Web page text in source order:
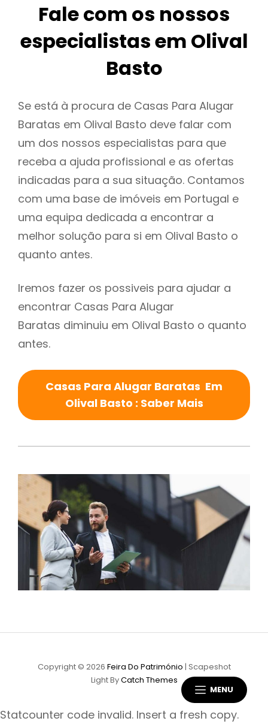
MENU
Fale com os nossos
especialistas em Olival
Basto
Se está à procura de Casas Para Alugar
Baratas em Olival Basto deve falar com
um dos nossos especialistas para que
receba a ajuda profissional e as ofertas
indicadas para a sua situação. Contamos
com uma base de imóveis em Portugal e
uma equipa dedicada a encontrar a
melhor solução para si em Olival Basto o
quanto antes.
Iremos fazer os possiveis para ajudar a
encontrar Casas Para Alugar
Baratas diminuiu em Olival Basto o quanto
antes.
Casas Para Alugar Baratas Em
Olival Basto : Saber Mais
Copyright © 2026 Feira Do Património | Scapeshot
Light ByCatch Themes
Statcounter code invalid. Insert a fresh copy.